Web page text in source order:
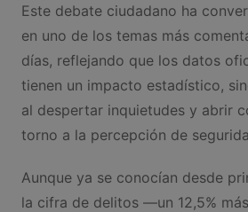
Este debate ciudadano ha
en uno de los temas más
días, reflejando que los datos
tienen un impacto estadístico,
al despertar inquietudes y abrir
torno a la percepción de
Aunque ya se conocían desde
la cifra de delitos —un 12,5%